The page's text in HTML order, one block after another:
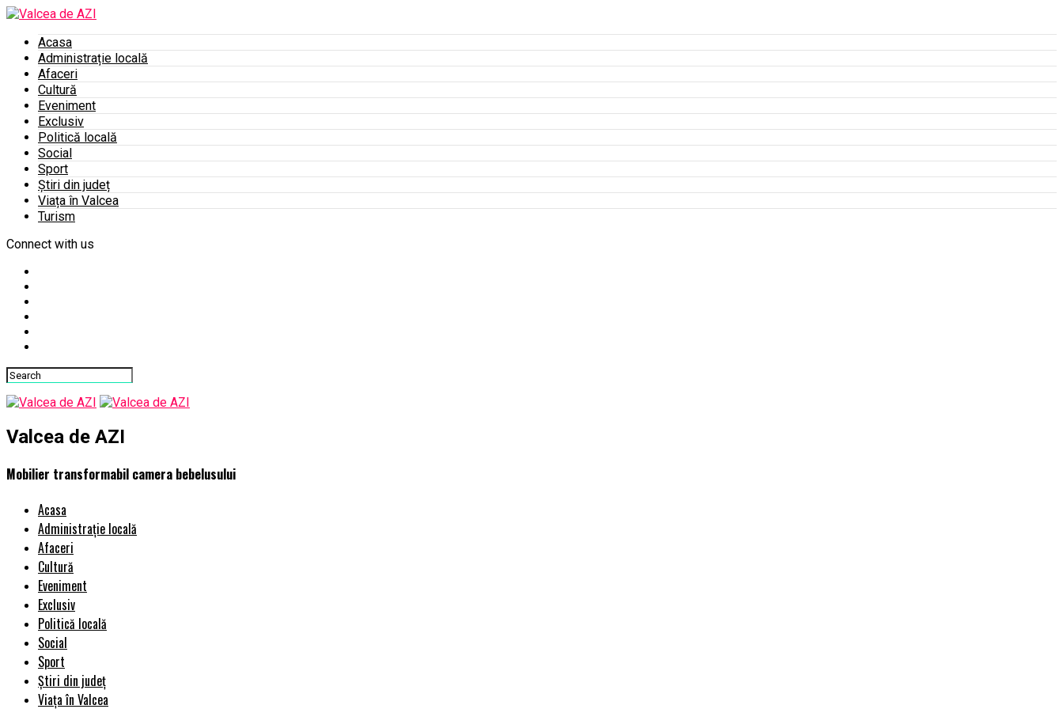
Acasa
Administrație locală
Afaceri
Cultură
Eveniment
Exclusiv
Politică locală
Social
Sport
Știri din județ
Viața în Valcea
Turism
Connect with us
Valcea de AZI
Mobilier transformabil camera bebelusului
Acasa
Administrație locală
Afaceri
Cultură
Eveniment
Exclusiv
Politică locală
Social
Sport
Știri din județ
Viața în Valcea